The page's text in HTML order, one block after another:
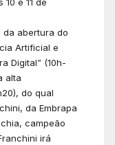
da abertura do
Artificial e
Digital” (10h-
alta
do qual
da Embrapa
campeão
irá